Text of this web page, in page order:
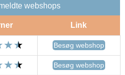
webshops
Link
Besøg webshop
Besøg webshop